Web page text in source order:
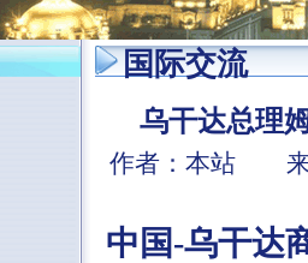
国际交流
乌干达总理
作者：本站 来
中国-乌干达